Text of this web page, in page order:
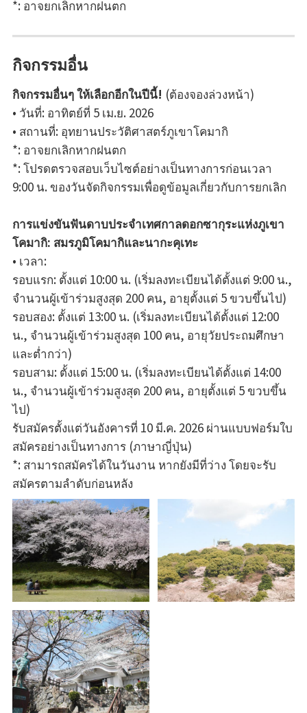
*: อาจยกเลิกหากฝนตก
กิจกรรมอื่น
กิจกรรมอื่นๆ ให้เลือกอีกในปีนี้! (ต้องจองล่วงหน้า)
• วันที่: อาทิตย์ที่ 5 เม.ย. 2026
• สถานที่: อุทยานประวัติศาสตร์ภูเขาโคมากิ
*: อาจยกเลิกหากฝนตก
*: โปรดตรวจสอบเว็บไซต์อย่างเป็นทางการก่อนเวลา
9:00 น. ของวันจัดกิจกรรมเพื่อดูข้อมูลเกี่ยวกับการยกเลิก
การแข่งขันฟันดาบประจำเทศกาลดอกซากุระแห่งภูเขา
โคมากิ: สมรภูมิโคมากิและนากะคุเทะ
• เวลา:
รอบแรก: ตั้งแต่ 10:00 น. (เริ่มลงทะเบียนได้ตั้งแต่ 9:00 น.,
จำนวนผู้เข้าร่วมสูงสุด 200 คน, อายุตั้งแต่ 5 ขวบขึ้นไป)
รอบสอง: ตั้งแต่ 13:00 น. (เริ่มลงทะเบียนได้ตั้งแต่ 12:00
น., จำนวนผู้เข้าร่วมสูงสุด 100 คน, อายุวัยประถมศึกษา
และต่ำกว่า)
รอบสาม: ตั้งแต่ 15:00 น. (เริ่มลงทะเบียนได้ตั้งแต่ 14:00
น., จำนวนผู้เข้าร่วมสูงสุด 200 คน, อายุตั้งแต่ 5 ขวบขึ้น
ไป)
รับสมัครตั้งแต่วันอังคารที่ 10 มี.ค. 2026 ผ่านแบบฟอร์มใบ
สมัครอย่างเป็นทางการ (ภาษาญี่ปุ่น)
*: สามารถสมัครได้ในวันงาน หากยังมีที่ว่าง โดยจะรับ
สมัครตามลำดับก่อนหลัง